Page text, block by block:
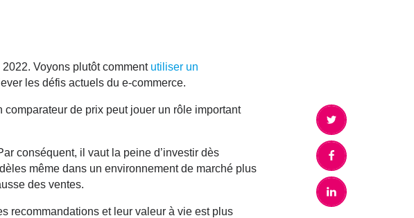
2022. Voyons plutôt comment utiliser un
les défis actuels du e-commerce.
de prix peut jouer un rôle important
conséquent, il vaut la peine d’investir dès
même dans un environnement de marché plus
des ventes.
recommandations et leur valeur à vie est plus